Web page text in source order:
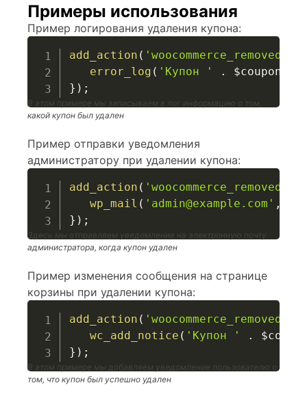
Примеры использования
Пример логирования удаления купона:
add_action (
error_log ( 'Купон ' .
} ) ;
В этом примере мы записываем в лог информацию о том,
какой купон был удален
Пример отправки уведомления
администратору при удалении купона:
add_action (
wp_mail ( 'admin@example.com' ,
} ) ;
Здесь мы отправляем уведомление на электронную почту
администратора, когда купон удален
Пример изменения сообщения на странице
корзины при удалении купона:
add_action (
wc_add_notice ( 'Купон ' .
} ) ;
В этом примере мы добавляем уведомление пользователю о
том, что купон был успешно удален